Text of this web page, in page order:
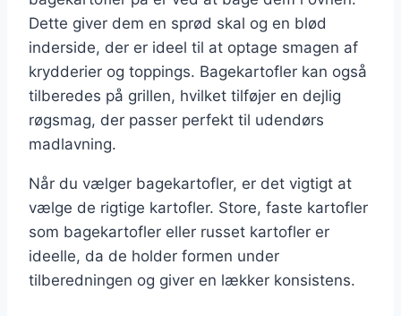
Dette giver dem en sprød skal og en blød
inderside, der er ideel til at optage smagen af
krydderier og toppings. Bagekartofler kan også
tilberedes på grillen, hvilket tilføjer en dejlig
røgsmag, der passer perfekt til udendørs
madlavning.
Når du vælger bagekartofler, er det vigtigt at
vælge de rigtige kartofler. Store, faste kartofler
som bagekartofler eller russet kartofler er
ideelle, da de holder formen under
tilberedningen og giver en lækker konsistens.